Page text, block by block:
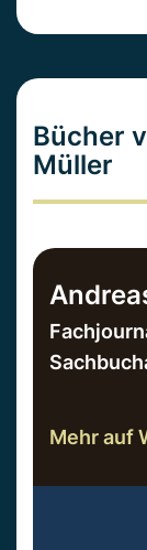
Bücher
Müller
Mehr auf